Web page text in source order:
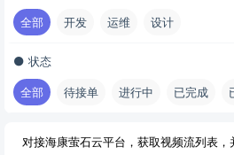
全部
开发 运维 设计
状态
全部
待接单 进行中 已完成